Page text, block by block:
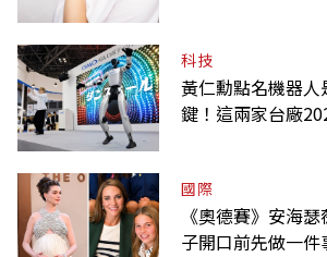
科技
黃仁勳點名機器人
鍵！這兩家台廠
國際
《奧德賽》安海
子開口前先做一件